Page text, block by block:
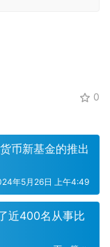
0
币新基金的推出
年5月26日 上午4:49
近400名从事比